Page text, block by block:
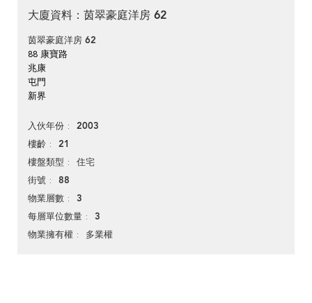
大廈資料：茵翠豪庭洋房 62
茵翠豪庭洋房 62
88 康寶路
兆康
屯門
新界
入伙年份 2003
樓齡 21
樓盤類型 住宅
街號 88
物業層數 3
每層單位數量 3
物業擁有權 多業權